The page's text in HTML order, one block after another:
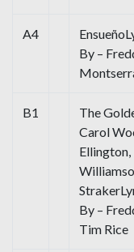
A4
By –
B1
The
Carol
By –
Tim Rice